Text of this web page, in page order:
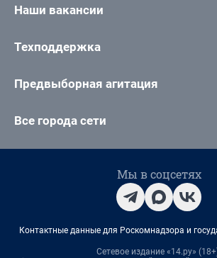
Наши вакансии
Техподдержка
Предвыборная агитация
Все города сети
Мы в соцсетях
Контактные данные для Роскомнадзора и
Сетевое издание «14.ру»